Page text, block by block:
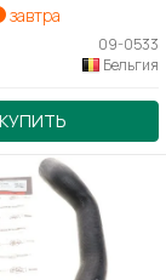
завтра
09-0533
Бельгия
КУПИТЬ